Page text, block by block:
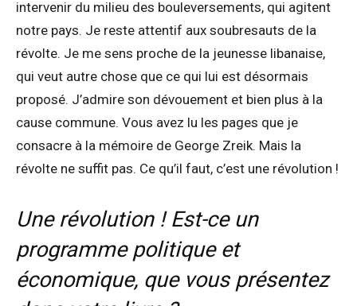
intervenir du milieu des bouleversements, qui agitent
notre pays. Je reste attentif aux soubresauts de la
révolte. Je me sens proche de la jeunesse libanaise,
qui veut autre chose que ce qui lui est désormais
proposé. J’admire son dévouement et bien plus à la
cause commune. Vous avez lu les pages que je
consacre à la mémoire de George Zreik. Mais la
révolte ne suffit pas. Ce qu’il faut, c’est une révolution !
Une révolution ! Est-ce un
programme politique et
économique, que vous présentez